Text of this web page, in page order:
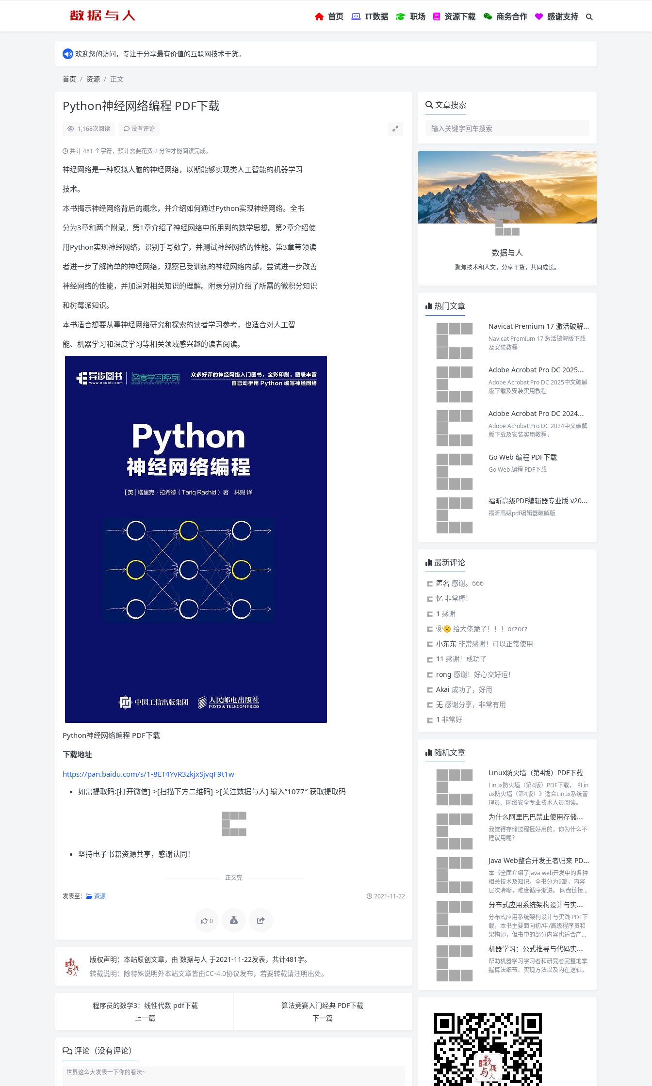
首页 IT数据 职场 资源下载 商务合作 感谢支持
欢迎您的访问，专注于分享最有价值的互联网技术干货。
首页 资源 正文
Python神经网络编程 PDF下载
1,168次阅读 没有评论
共计 481 个字符，预计需要花费 2 分钟才能阅读完成。
神经网络是一种模拟人脑的神经网络，以期能够实现类人工智能的机器学习
技术。
本书揭示神经网络背后的概念，并介绍如何通过Python实现神经网络。全书
分为3章和两个附录。第1章介绍了神经网络中所用到的数学思想。第2章介绍使
用Python实现神经网络，识别手写数字，并测试神经网络的性能。第3章带领读
者进一步了解简单的神经网络，观察已受训练的神经网络内部，尝试进一步改善
神经网络的性能，并加深对相关知识的理解。附录分别介绍了所需的微积分知识
和树莓派知识。
本书适合想要从事神经网络研究和探索的读者学习参考，也适合对人工智
能、机器学习和深度学习等相关领域感兴趣的读者阅读。
Python神经网络编程 PDF下载
下载地址
https://pan.baidu.com/s/1-8ET4YvR3zkjxSjvqF9t1w
如需提取码:[打开微信]->[扫描下方二维码]->[关注数据与人] 输入”1077″ 获取提取码
坚持电子书籍资源共享，感谢认同！
正文完
发表至： 资源 2021-11-22
0
版权声明： 本站原创文章，由 数据与人 于2021-11-22发表，共计481字。
转载说明： 除特殊说明外本站文章皆由CC-4.0协议发布，若要转载请注明出处。
程序员的数学3：线性代数 pdf下载
上一篇
算法竞赛入门经典 PDF下载
下一篇
评论（没有评论）
文章搜索
数据与人
聚焦技术和人文，分享干货，共同成长。
热门文章
Navicat Premium 17 激活破解版下载及安装教程
Navicat Premium 17 激活破解版下载
及安装教程
Adobe Acrobat Pro DC 2025中文破解版下载及安装实用教程
Adobe Acrobat Pro DC 2025中文破解
版下载及安装实用教程
Adobe Acrobat Pro DC 2024中文破解版下载及安装实用教程
Adobe Acrobat Pro DC 2024中文破解
版下载及安装实用教程，
Go Web 编程 PDF下载
Go Web 编程 PDF下载
福昕高级PDF编辑器专业版 v2025 中文激活版
福昕高级pdf编辑器破解版
最新评论
匿名 感谢。666
忆 非常棒！
1 感谢
❀🤫 给大佬跪了！！！orzorz
小东东 非常感谢！可以正常使用
11 感谢！成功了
rong 感谢！好心交好运！
Akai 成功了，好用
无 感谢分享，非常有用
1 非常好
随机文章
Linux防火墙（第4版）PDF下载
Linux防火墙（第4版）PDF下载，《Lin
ux防火墙（第4版）》适合Linux系统管
理员、网络安全专业技术人员阅读。
为什么阿里巴巴禁止使用存储过程？
我觉得存储过程挺好用的，你为什么不
建议用呢？
Java Web整合开发王者归来 PDF下载
本书全面介绍了java web开发中的各种
相关技术及知识。全书分为9篇，内容
层次清晰，难度循序渐进。 网盘链接...
分布式应用系统架构设计与实践 PDF下载
分布式应用系统架构设计与实践 PDF下
载，本书主要面向初/中/高级程序员和
架构师，但书中的部分内容也适合产品
由浅入深且案例丰富，也适合作为培训
教材。
机器学习：公式推导与代码实现 PDF下载
帮助机器学习学习者和研究者完整地掌
握算法细节、实现方法以及内在逻辑。